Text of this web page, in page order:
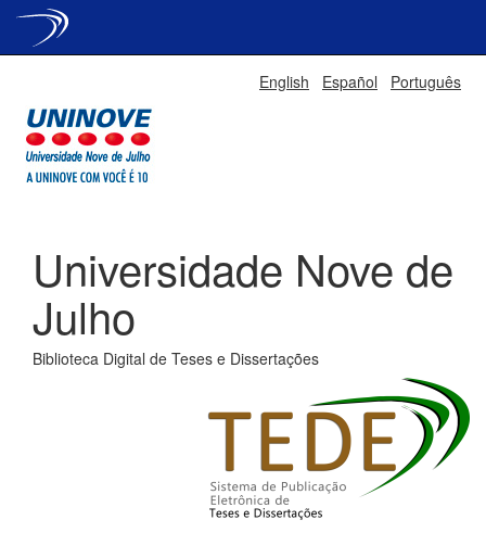
English Español Português
Universidade Nove de
Julho
Biblioteca Digital de Teses e Dissertações